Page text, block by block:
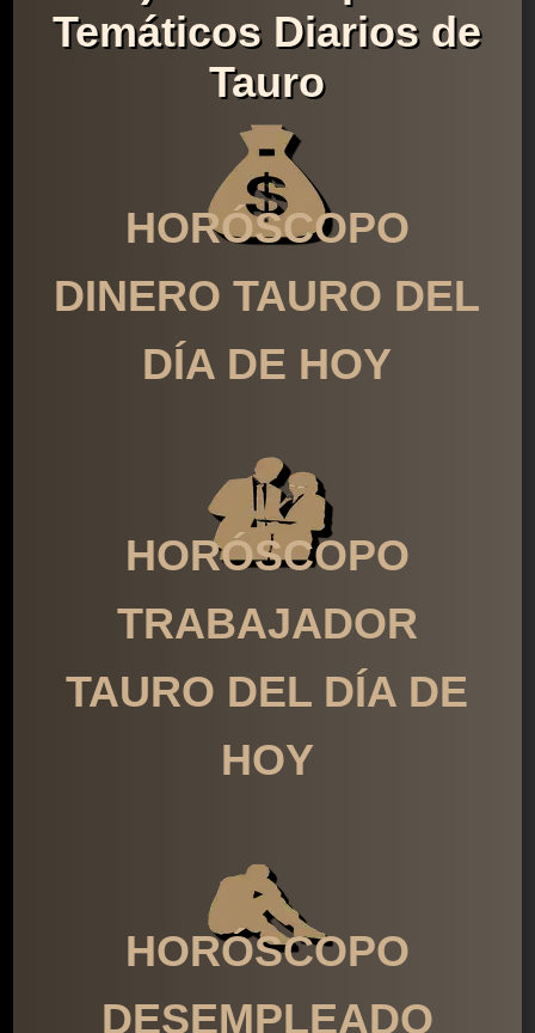
Temáticos Diarios de
Tauro
HORÓSCOPO
DINERO TAURO DEL
DÍA DE HOY
HORÓSCOPO
TRABAJADOR
TAURO DEL DÍA DE
HOY
HORÓSCOPO
DESEMPLEADO